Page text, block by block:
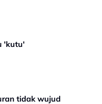
'kutu'
tidak wujud